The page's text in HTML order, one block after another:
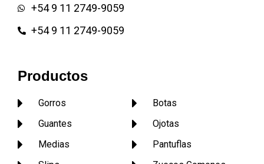
Pantuflas publicitarias
Pantufla de rasos Pantufla de
+54 9 11 2749-9059
+54 9 11 2749-9059
Productos
Gorros
Guantes
Medias
Botas
Ojotas
Pantuflas